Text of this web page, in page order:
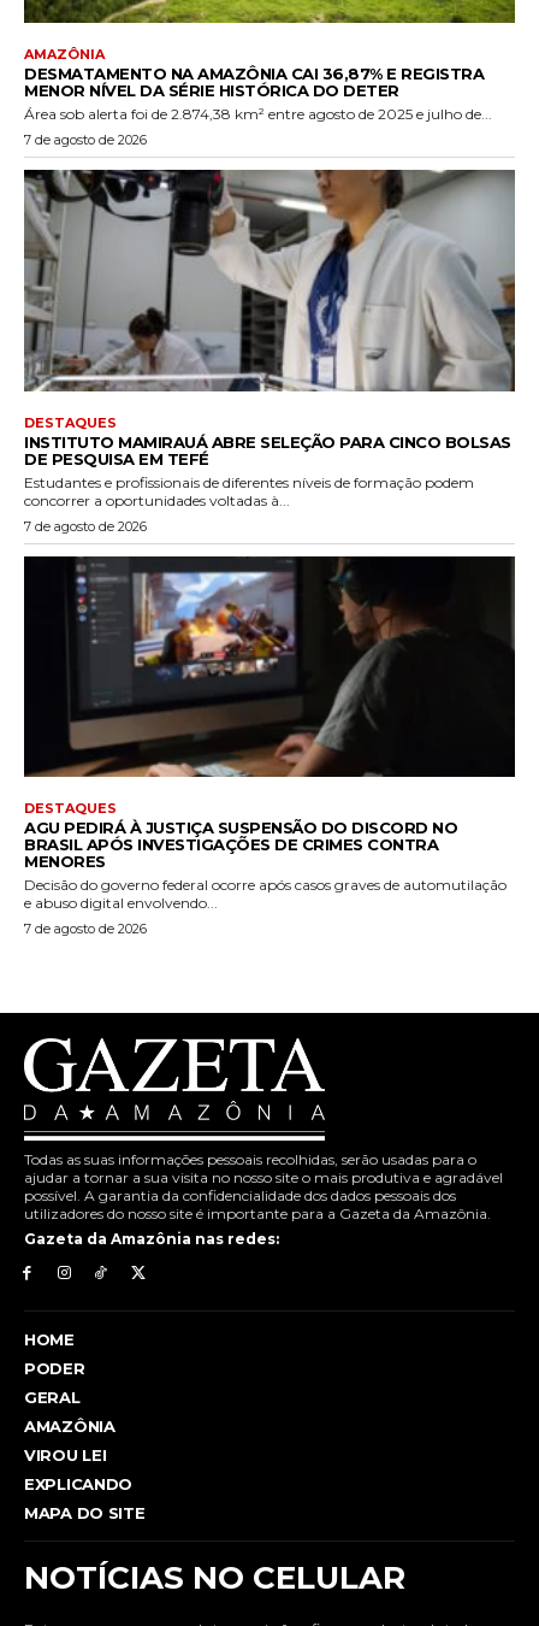
AMAZÔNIA
DESMATAMENTO NA AMAZÔNIA CAI 36,87% E REGISTRA
MENOR NÍVEL DA SÉRIE HISTÓRICA DO DETER
Área sob alerta foi de 2.874,38 km² entre agosto de 2025 e julho de...
7 de agosto de 2026
DESTAQUES
INSTITUTO MAMIRAUÁ ABRE SELEÇÃO PARA CINCO BOLSAS
DE PESQUISA EM TEFÉ
Estudantes e profissionais de diferentes níveis de formação podem
concorrer a oportunidades voltadas à...
7 de agosto de 2026
DESTAQUES
AGU PEDIRÁ À JUSTIÇA SUSPENSÃO DO DISCORD NO
BRASIL APÓS INVESTIGAÇÕES DE CRIMES CONTRA
MENORES
Decisão do governo federal ocorre após casos graves de automutilação
e abuso digital envolvendo...
7 de agosto de 2026
Todas as suas informações pessoais recolhidas, serão usadas para o
ajudar a tornar a sua visita no nosso site o mais produtiva e agradável
possível. A garantia da confidencialidade dos dados pessoais dos
utilizadores do nosso site é importante para a Gazeta da Amazônia.
Gazeta da Amazônia nas redes:
HOME
PODER
GERAL
AMAZÔNIA
VIROU LEI
EXPLICANDO
MAPA DO SITE
NOTÍCIAS NO CELULAR